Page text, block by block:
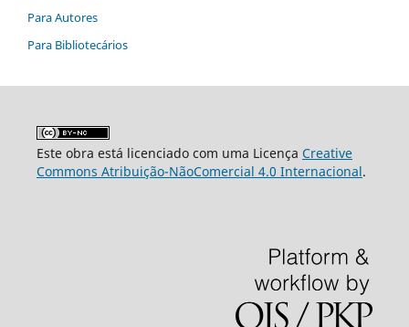
Para Autores
Para Bibliotecários
Este obra está licenciado com uma Licença Creative
Commons Atribuição-NãoComercial 4.0 Internacional.